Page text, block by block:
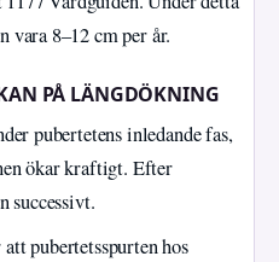
vara 8–12 cm per år.
PÅ LÄNGDÖKNING
pubertetens inledande fas,
ökar kraftigt. Efter
successivt.
pubertetsspurten hos